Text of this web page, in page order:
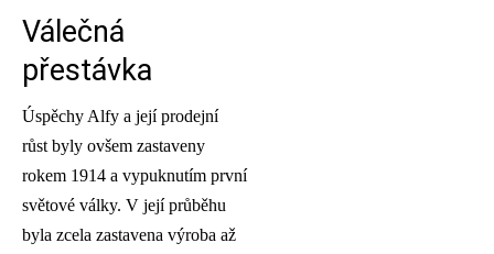
Válečná
přestávka
Úspěchy Alfy a její prodejní
růst byly ovšem zastaveny
rokem 1914 a vypuknutím první
světové války. V její průběhu
byla zcela zastavena výroba až